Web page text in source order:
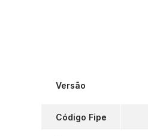
Versão
Código Fipe